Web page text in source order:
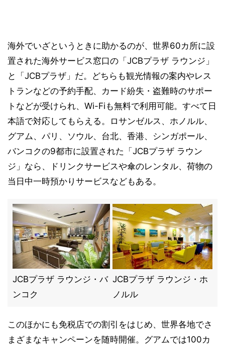
海外でいざというときに助かるのが、世界60カ所に設
置された海外サービス窓口の「JCBプラザ ラウンジ」
と「JCBプラザ」だ。どちらも観光情報の案内やレス
トランなどの予約手配、カード紛失・盗難時のサポー
トなどが受けられ、Wi-Fiも無料で利用可能。すべて日
本語で対応してもらえる。ロサンゼルス、ホノルル、
グアム、パリ、ソウル、台北、香港、シンガポール、
バンコクの9都市に設置された「JCBプラザ ラウン
ジ」なら、ドリンクサービスや傘のレンタル、荷物の
当日中一時預かりサービスなどもある。
JCBプラザ ラウンジ・バ
ンコク
JCBプラザ ラウンジ・ホ
ノルル
このほかにも免税店での割引をはじめ、世界各地でさ
まざまなキャンペーンを随時開催。グアムでは100カ